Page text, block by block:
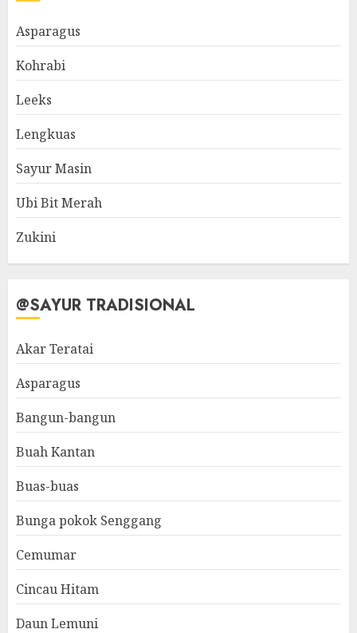
Asparagus
Kohrabi
Leeks
Lengkuas
Sayur Masin
Ubi Bit Merah
Zukini
@SAYUR TRADISIONAL
Akar Teratai
Asparagus
Bangun-bangun
Buah Kantan
Buas-buas
Bunga pokok Senggang
Cemumar
Cincau Hitam
Daun Lemuni